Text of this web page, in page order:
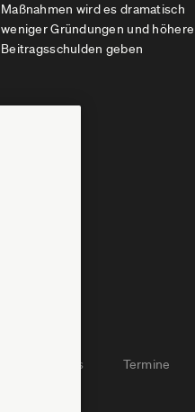
Maßnahmen wird es dramatisch
weniger Gründungen und höhere
Beitragsschulden geben
Jobs Termine